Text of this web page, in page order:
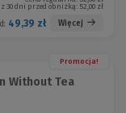
30 dni przed obniżką: 52,00 zł
49,39 zł Więcej
Promocja!
Without Tea